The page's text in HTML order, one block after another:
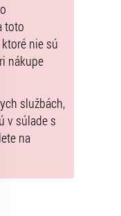
toto
nie sú
nákupe
službách,
v súlade s
na